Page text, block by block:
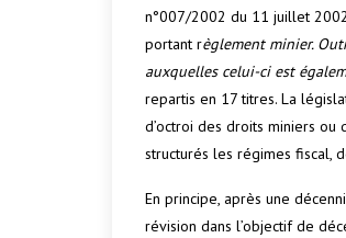
n°007/2002 du 11 juillet
portant règlement minier.
auxquelles celui-ci est
repartis en 17 titres. La
d’octroi des droits miniers
structurés les régimes fiscal,
En principe, après une
révision dans l’objectif de